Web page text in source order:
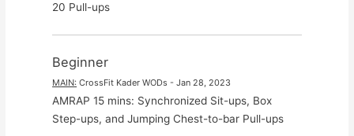
20 Pull-ups
Beginner
MAIN: CrossFit Kader WODs - Jan 28, 2023
AMRAP 15 mins: Synchronized Sit-ups, Box
Step-ups, and Jumping Chest-to-bar Pull-ups